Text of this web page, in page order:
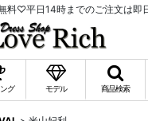
料♡平日14時までのご注文は即
グ モデル 商品検索